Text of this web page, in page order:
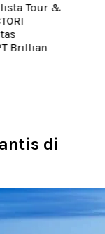
Tour &
Brillian
di